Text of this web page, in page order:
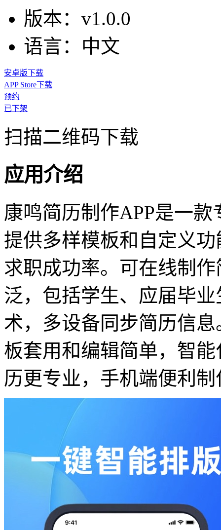
版本： v1.0.0
语言： 中文
安卓版下载
APP Store下载
预约
已下架
扫描二维码下载
应用介绍
康鸣简历制作APP是一
提供多样模板和自定义
求职成功率。可在线制
泛，包括学生、应届毕
术，多设备同步简历信
板套用和编辑简单，智
历更专业，手机端便利